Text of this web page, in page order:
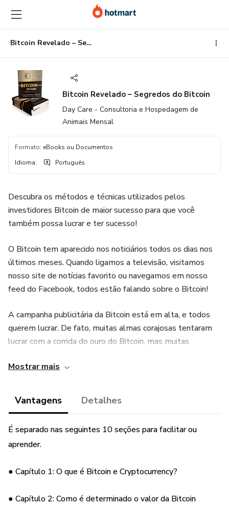
para
o
conteúdo
principal
para
o
pagamento
para
o
rodapé
Bitcoin Revelado – Segredos do Bitcoin
Bitcoin Revelado – Segredos do Bitcoin
Day Care - Consultoria e Hospedagem de
Animais Mensal
Formato: eBooks ou Documentos
Idioma: Português
Descubra os métodos e técnicas utilizados pelos
investidores Bitcoin de maior sucesso para que você
também possa lucrar e ter sucesso!
O Bitcoin tem aparecido nos noticiários todos os dias nos
últimos meses. Quando ligamos a televisão, visitamos
nosso site de notícias favorito ou navegamos em nosso
feed do Facebook, todos estão falando sobre o Bitcoin!
A campanha publicitária da Bitcoin está em alta, e todos
querem lucrar. De fato, muitas almas corajosas tentaram
lucrar com a corrida do ouro do Bitcoin, mas muitas
em primeiro lugar e por que ele é muito melhor do que
Além disso, você aprenderá como adquirir seu primeiro
mais!
Mostrar mais
Vantagens Detalhes
É separado nas seguintes 10 seções para facilitar ou
aprender.
● Capítulo 1: O que é Bitcoin e Cryptocurrency?
● Capítulo 2: Como é determinado o valor da Bitcoin